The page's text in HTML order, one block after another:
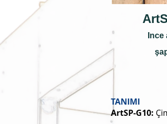
Ince
TANIMI
ArtSP-G10: